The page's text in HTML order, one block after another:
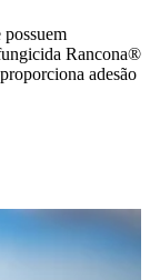
Rancona®
adesão